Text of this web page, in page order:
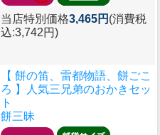
当店特別価格3,465円 (消費税
込:3,742円)
【 餅の笛、雷都物語、餅ごこ
ろ 】人気三兄弟のおかきセッ
ト
餅三昧